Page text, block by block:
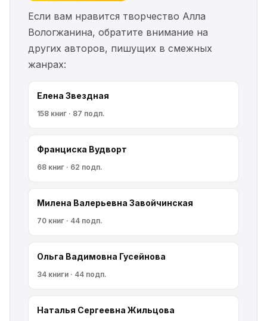
Если вам нравится творчество Алла
Вологжанина, обратите внимание на
других авторов, пишущих в смежных
жанрах:
Елена Звездная
158 книг · 87 подп.
Франциска Вудворт
68 книг · 62 подп.
Милена Валерьевна Завойчинская
70 книг · 44 подп.
Ольга Вадимовна Гусейнова
34 книги · 44 подп.
Наталья Сергеевна Жильцова